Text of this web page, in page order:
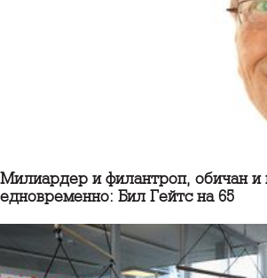
Милиардер и филантроп, обичан и
едновременно: Бил Гейтс на 65